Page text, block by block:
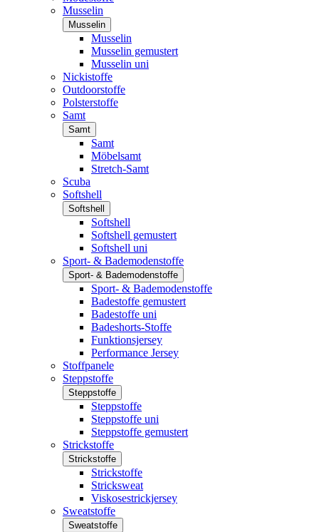
Musselin
Musselin
Musselin
Musselin gemustert
Musselin uni
Nickistoffe
Outdoorstoffe
Polsterstoffe
Samt
Samt
Samt
Möbelsamt
Stretch-Samt
Scuba
Softshell
Softshell
Softshell
Softshell gemustert
Softshell uni
Sport- & Bademodenstoffe
Sport- & Bademodenstoffe
Sport- & Bademodenstoffe
Badestoffe gemustert
Badestoffe uni
Badeshorts-Stoffe
Funktionsjersey
Performance Jersey
Stoffpanele
Steppstoffe
Steppstoffe
Steppstoffe
Steppstoffe uni
Steppstoffe gemustert
Strickstoffe
Strickstoffe
Strickstoffe
Stricksweat
Viskosestrickjersey
Sweatstoffe
Sweatstoffe